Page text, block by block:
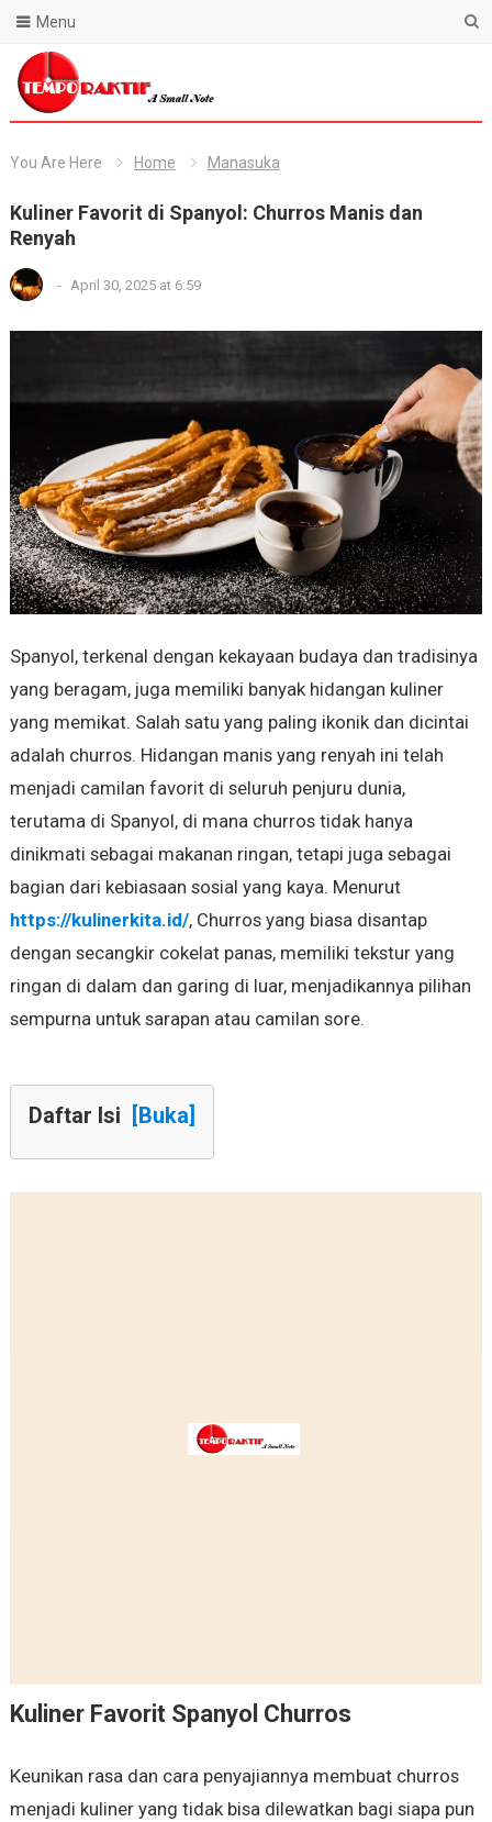
Blog Temporaktif
Menu
You Are Here Home Manasuka
Kuliner Favorit di Spanyol: Churros Manis dan
Renyah
- April 30, 2025 at 6:59
Spanyol, terkenal dengan kekayaan budaya dan tradisinya
yang beragam, juga memiliki banyak hidangan kuliner
yang memikat. Salah satu yang paling ikonik dan dicintai
adalah churros. Hidangan manis yang renyah ini telah
menjadi camilan favorit di seluruh penjuru dunia,
terutama di Spanyol, di mana churros tidak hanya
dinikmati sebagai makanan ringan, tetapi juga sebagai
bagian dari kebiasaan sosial yang kaya. Menurut
https://kulinerkita.id/, Churros yang biasa disantap
dengan secangkir cokelat panas, memiliki tekstur yang
ringan di dalam dan garing di luar, menjadikannya pilihan
sempurna untuk sarapan atau camilan sore.
Daftar Isi [Buka]
Kuliner Favorit Spanyol Churros
Keunikan rasa dan cara penyajiannya membuat churros
menjadi kuliner yang tidak bisa dilewatkan bagi siapa pun